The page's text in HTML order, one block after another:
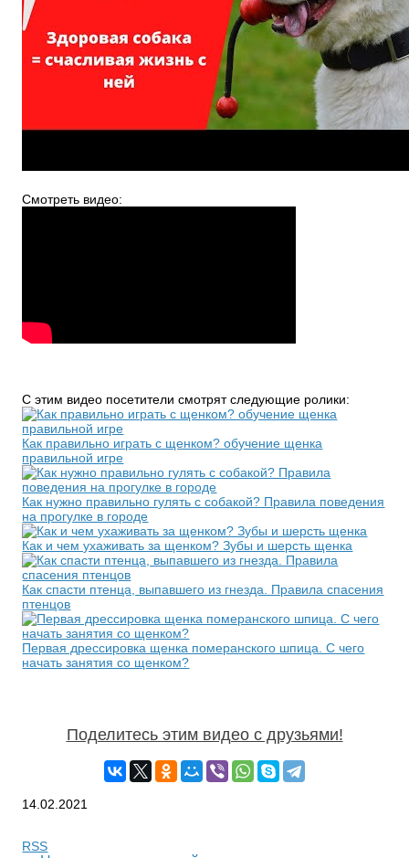
Смотреть видео:
С этим видео посетители смотрят следующие ролики:
Как правильно играть с щенком? обучение щенка
правильной игре
Как нужно правильно гулять с собакой? Правила поведения
на прогулке в городе
Как и чем ухаживать за щенком? Зубы и шерсть щенка
Как спасти птенца, выпавшего из гнезда. Правила спасения
птенцов
Первая дрессировка щенка померанского шпица. С чего
начать занятия со щенком?
Поделитесь этим видео с друзьями!
14.02.2021
RSS